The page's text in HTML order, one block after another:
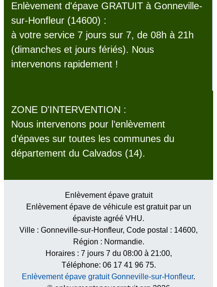
Enlèvement d'épave GRATUIT à Gonneville-
sur-Honfleur (14600) :
à votre service 7 jours sur 7, de 08h à 21h
(dimanches et jours fériés). Nous
intervenons rapidement !
ZONE D'INTERVENTION :
Nous intervenons pour l’enlèvement
d’épaves sur toutes les communes du
département du Calvados (14).
Enlèvement épave gratuit
Enlèvement épave de véhicule est gratuit par un
épaviste agréé VHU.
Ville : Gonneville-sur-Honfleur, Code postal : 14600,
Région : Normandie.
Horaires : 7 jours 7 du 08:00 à 21:00,
Téléphone: 06 17 41 96 75.
Enlèvement épave gratuit Gonneville-sur-Honfleur.